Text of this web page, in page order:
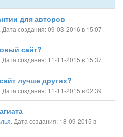
для авторов
. Дата создания: 09-03-2016 в 15:07
сайт?
. Дата создания: 11-11-2015 в 15:37
лучше других?
. Дата создания: 11-11-2015 в 02:39
. Дата создания: 18-09-2015 в